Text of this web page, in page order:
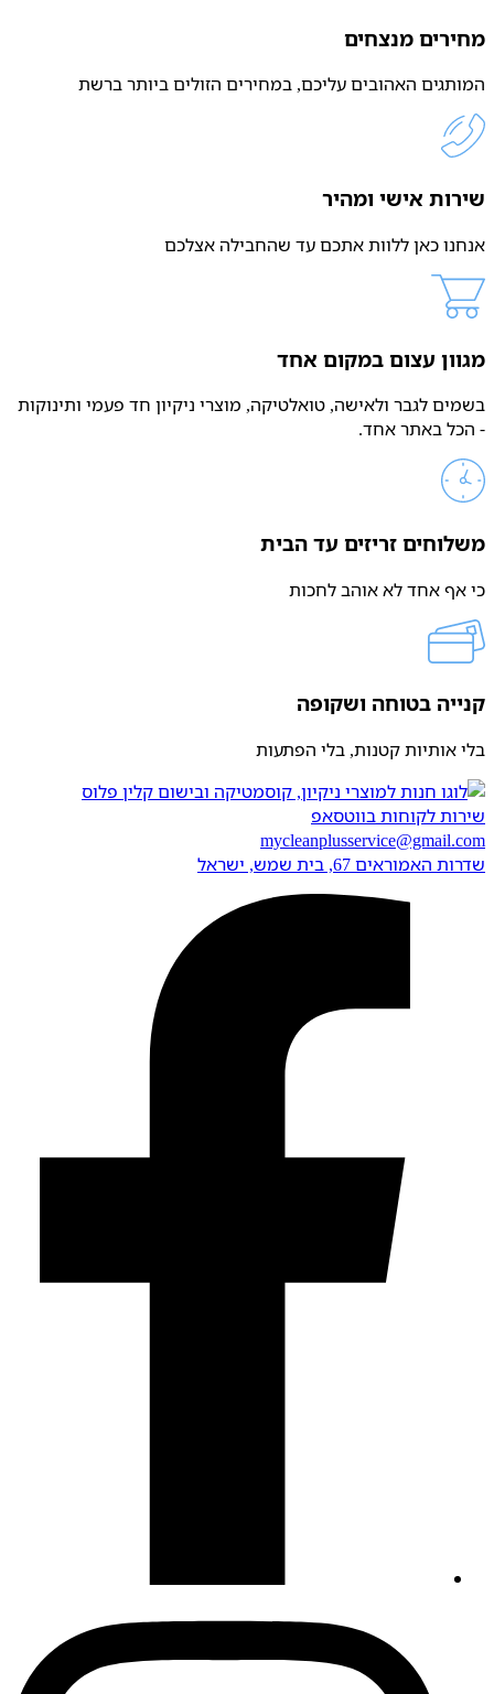
מחירים מנצחים
המותגים האהובים עליכם, במחירים הזולים ביותר ברשת
שירות אישי ומהיר
אנחנו כאן ללוות אתכם עד שהחבילה אצלכם
מגוון עצום במקום אחד
בשמים לגבר ולאישה, טואלטיקה, מוצרי ניקיון חד פעמי ותינוקות
- הכל באתר אחד.
משלוחים זריזים עד הבית
כי אף אחד לא אוהב לחכות
קנייה בטוחה ושקופה
בלי אותיות קטנות, בלי הפתעות
שירות לקוחות בווטסאפ
mycleanplusservice@gmail.com
שדרות האמוראים 67, בית שמש​, ישראל